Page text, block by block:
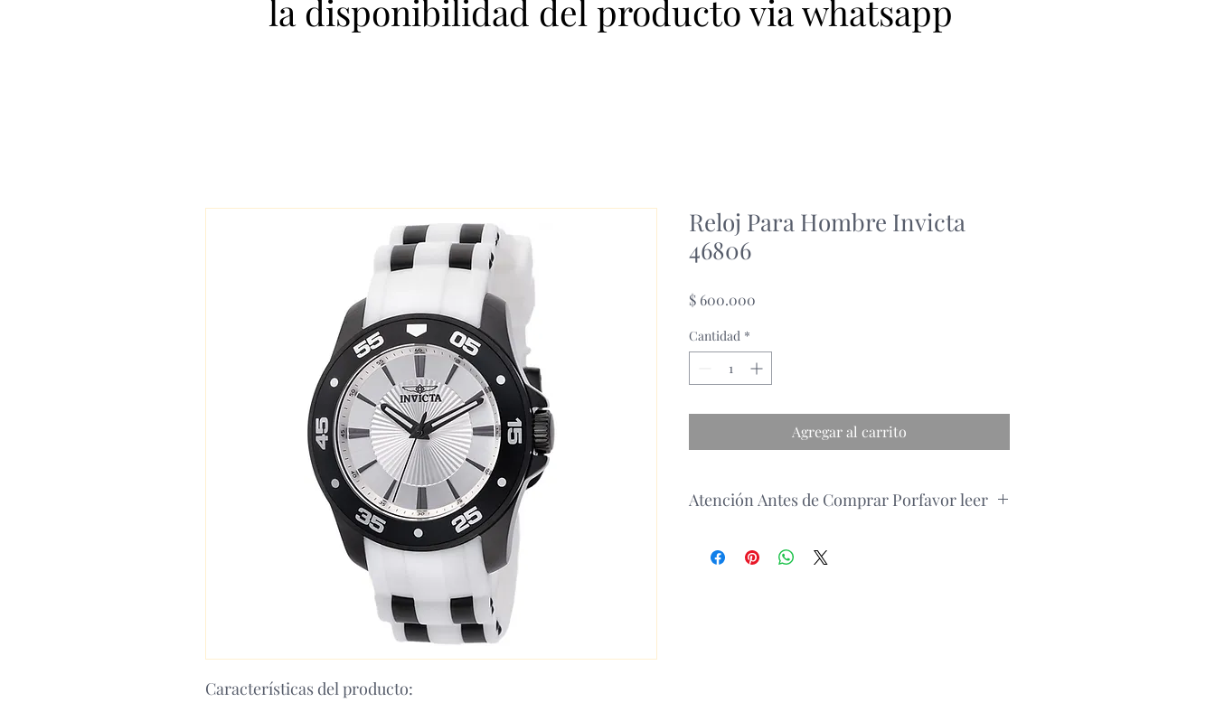
la disponibilidad del producto via whatsapp
Características del producto:
Reloj Para Hombre Invicta
46806
$ 600.000
Cantidad *
Agregar al carrito
Atención Antes de Comprar Porfavor leer
disponibilidad del producto via whatsapp